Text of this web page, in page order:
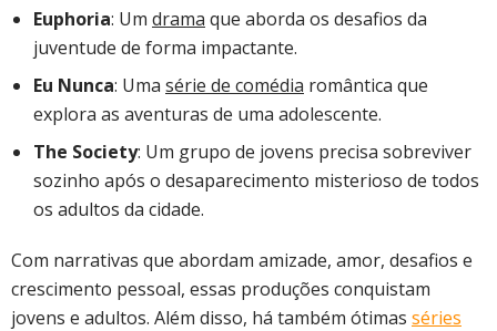
Euphoria: Um drama que aborda os desafios da
juventude de forma impactante.
Eu Nunca: Uma série de comédia romântica que
explora as aventuras de uma adolescente.
The Society: Um grupo de jovens precisa sobreviver
sozinho após o desaparecimento misterioso de todos
os adultos da cidade.
Com narrativas que abordam amizade, amor, desafios e
crescimento pessoal, essas produções conquistam
jovens e adultos. Além disso, há também ótimas séries